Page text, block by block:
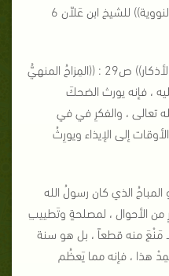
من ((الفتوحات الربانية على الأذكار النووية)) للشيخ ابن عَلاّن 6
وقال الإمام النووي في كتاب ((الأذكار)) ص29 : ((المِزاحُ المنهيُّ
، فإنه يورث الضحكَ
تعالى ، والفكرِ في في
إلى الإيذاء ويورِثُ
الذي كان رسولُ الله
الأحوال ، لمصلحةٍ وتَطييبِ
مَنْعَ منه قطعاً ، بل هو سنة
هذا ، فإنه مما يَعظُم